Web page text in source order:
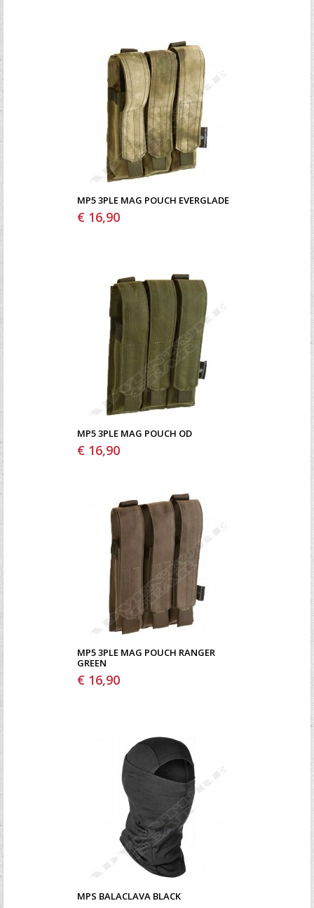
MP5 3PLE MAG POUCH EVERGLADE
€ 16,90
MP5 3PLE MAG POUCH OD
€ 16,90
MP5 3PLE MAG POUCH RANGER
GREEN
€ 16,90
MPS BALACLAVA BLACK